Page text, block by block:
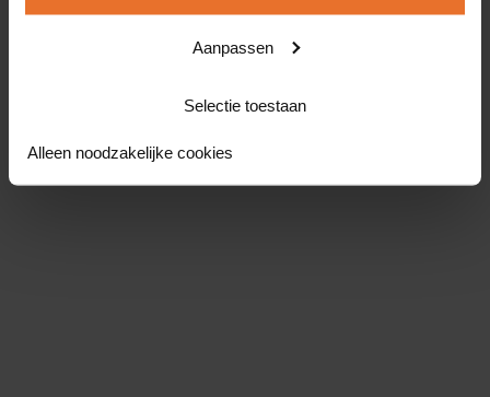
Aanpassen
Selectie toestaan
Alleen noodzakelijke cookies